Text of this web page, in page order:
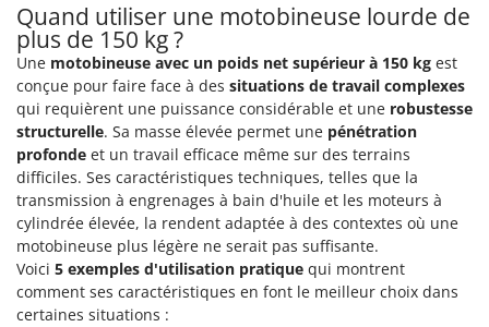
Z
Zanon
Zephir
ZGrills
Zodiac
Zomax
Quand utiliser une motobineuse lourde de
plus de 150 kg ?
Une motobineuse avec un poids net supérieur à 150 kg est
conçue pour faire face à des situations de travail complexes
qui requièrent une puissance considérable et une robustesse
structurelle. Sa masse élevée permet une pénétration
profonde et un travail efficace même sur des terrains
difficiles. Ses caractéristiques techniques, telles que la
transmission à engrenages à bain d'huile et les moteurs à
cylindrée élevée, la rendent adaptée à des contextes où une
motobineuse plus légère ne serait pas suffisante.
Voici 5 exemples d'utilisation pratique qui montrent
comment ses caractéristiques en font le meilleur choix dans
certaines situations :